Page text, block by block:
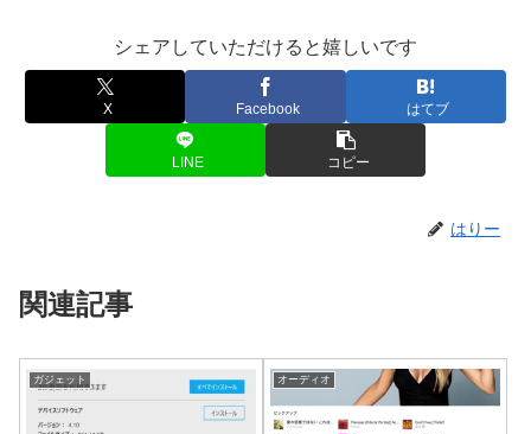
シェアしていただけると嬉しいです
X Facebook はてブ
LINE コピー
はりー
関連記事
ガジェット オーディオ